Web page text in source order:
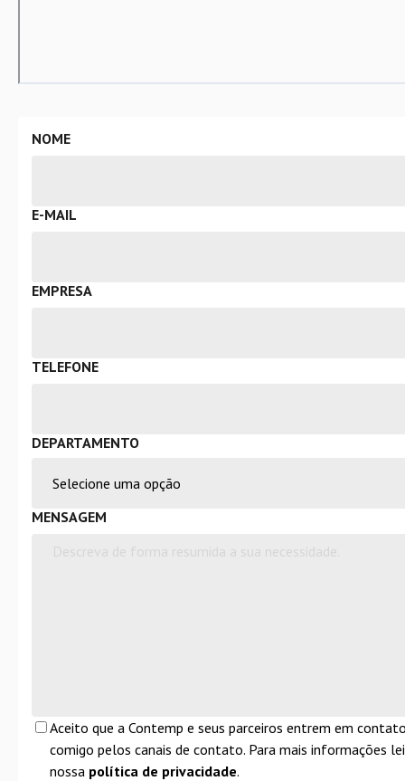
NOME
E-MAIL
EMPRESA
TELEFONE
DEPARTAMENTO
MENSAGEM
Aceito que a Contemp e seus parceiros entrem em
comigo pelos canais de contato. Para mais informações
nossa política de privacidade.